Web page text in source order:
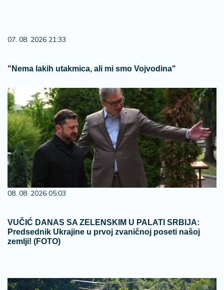
07. 08. 2026 21:33
"Nema lakih utakmica, ali mi smo Vojvodina"
08. 08. 2026 05:03
VUČIĆ DANAS SA ZELENSKIM U PALATI SRBIJA:
Predsednik Ukrajine u prvoj zvaničnoj poseti našoj
zemlji! (FOTO)